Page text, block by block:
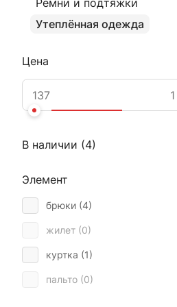
Ремни и подтяжки
Утеплённая одежда
Цена
В наличии (4)
Элемент
брюки (4)
жилет (0)
куртка (1)
пальто (0)